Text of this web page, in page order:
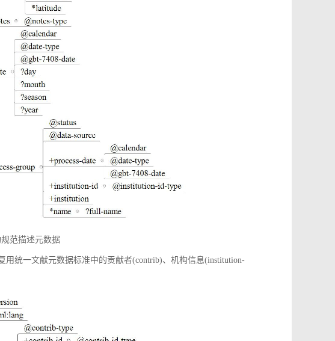
规范描述元数据
统一文献元数据标准中的贡献者(contrib)、机构信息(institution-